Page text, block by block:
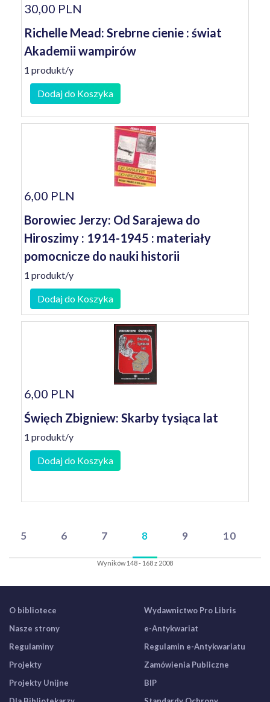
30,00 PLN
Richelle Mead: Srebrne cienie : świat
Akademii wampirów
1 produkt/y
Dodaj do Koszyka
6,00 PLN
Borowiec Jerzy: Od Sarajewa do
Hiroszimy : 1914-1945 : materiały
pomocnicze do nauki historii
1 produkt/y
Dodaj do Koszyka
6,00 PLN
Święch Zbigniew: Skarby tysiąca lat
1 produkt/y
Dodaj do Koszyka
5 6 7 8 9 10
Wyników 148 - 168 z 2008
O bibliotece
Nasze strony
Regulaminy
Projekty
Projekty Unijne
Wydawnictwo Pro Libris
e-Antykwariat
Regulamin e-Antykwariatu
Zamówienia Publiczne
BIP